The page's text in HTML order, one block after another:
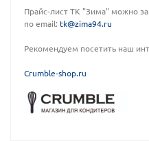
Прайс-лист ТК "Зима" можно
по email: tk@zima94.ru
Рекомендуем посетить наш
Crumble-shop.ru